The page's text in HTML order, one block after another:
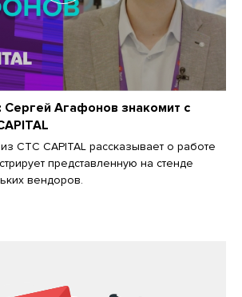
Сергей Агафонов знакомит с
CTC CAPITAL рассказывает о работе
представленную на стенде
вендоров.